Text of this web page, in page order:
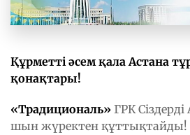
Құрметті әсем қала Астана
қонақтары!
«Традициональ» ГРК
шын жүректен құттықтайды!